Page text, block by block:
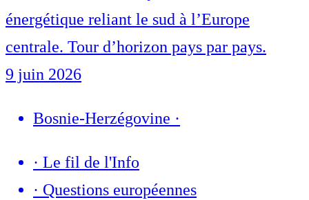
énergétique reliant le sud à l’Europe
centrale. Tour d’horizon pays par pays.
9 juin 2026
Bosnie-Herzégovine ·
· Le fil de l'Info
· Questions européennes